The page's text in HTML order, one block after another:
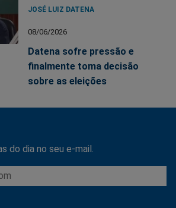
JOSÉ LUIZ DATENA
08/06/2026
Datena sofre pressão e
finalmente toma decisão
sobre as eleições
do dia no seu e-mail.